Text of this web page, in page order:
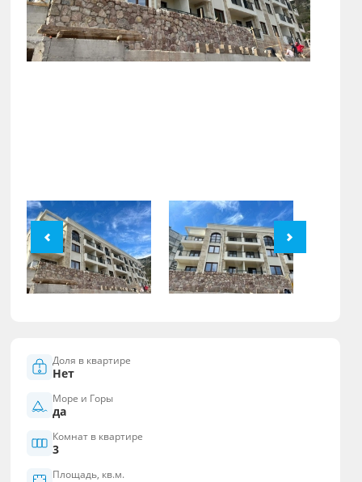
Доля в квартире
Нет
Море и Горы
да
Комнат в квартире
3
Площадь, кв.м.